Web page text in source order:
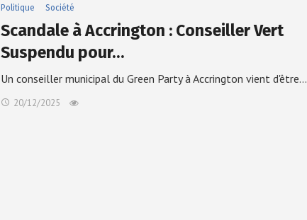
Politique Société
Scandale à Accrington : Conseiller Vert
Suspendu pour…
Un conseiller municipal du Green Party à Accrington vient d'être…
20/12/2025